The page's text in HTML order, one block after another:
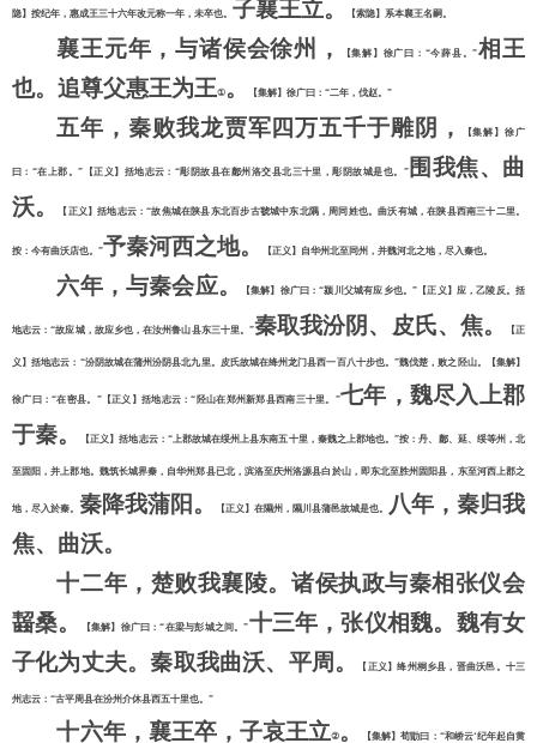
隐】按纪年，惠成王三十六年改元称一年，未卒也。 子襄王立。 【索隐】系本襄王名嗣。
襄王元年，与诸侯会徐州， 【集解】徐广曰： “今薛县。”相王
也。追尊父惠王为王① 。 【集解】徐广曰： “二年，伐赵。”
五年，秦败我龙贾军四万五千于雕阴， 【集解】徐广
曰： “在上郡。”【正义】括地志云：“彫阴故县在鄜州洛交县北三十里，彫阴故城是也。”围我焦、曲
沃。
【正义】括地志云：“故焦城在陕县东北百步古虢城中东北隅，周同姓也。曲沃有城，在陕县西南三十二里。
按：今有曲沃店也。”予秦河西之地。 【正义】自华州北至同州，并魏河北之地，尽入秦也。
六年，与秦会应。 【集解】徐广曰：“颍川父城有应乡也。”【正义】应，乙陵反。括
地志云：“故应城，故应乡也，在汝州鲁山县东三十里。”秦取我汾阴、皮氏、焦。 【正
义】括地志云： “汾阴故城在蒲州汾阴县北九里。皮氏故城在绛州龙门县西一百八十步也。”魏伐楚，败之陉山。【集解】
徐广曰：“在密县。”【正义】括地志云：“陉山在郑州新郑县西南三十里。”七年，魏尽入上郡
于秦。
【正义】括地志云： “上郡故城在绥州上县东南五十里，秦魏之上郡地也。”按：丹、鄜、延、绥等州，北
至固阳，并上郡地。魏筑长城界秦，自华州郑县已北，滨洛至庆州洛源县白於山，即东北至胜州固阳县，东至河西上郡之
地，尽入於秦。 秦降我蒲阳。 【正义】在隰州，隰川县蒲邑故城是也。
八年，秦归我
焦、曲沃。
十二年，楚败我襄陵。诸侯执政与秦相张仪会
齧桑。
【集解】徐广曰：“在梁与彭城之间。”十三年，张仪相魏。魏有女
子化为丈夫。秦取我曲沃、平周。
【正义】绛州桐乡县，晋曲沃邑。十三
州志云： “古平周县在汾州介休县西五十里也。”
十六年，襄王卒，子哀王立② 。 【集解】荀勖曰： “和峤云‘纪年起自黄